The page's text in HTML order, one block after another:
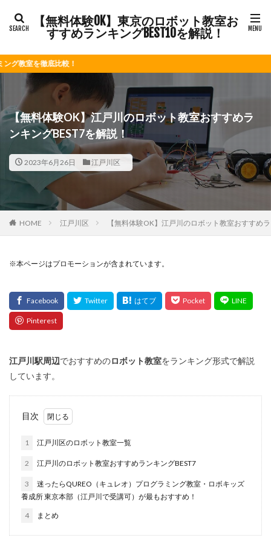
【無料体験OK】東京のロボット教室お
すすめランキングBEST10を解説！
！
【無料体験OK】江戸川のロボット教室おすすめラ
ンキングBEST7を解説！
2023年6月26日 江戸川区
HOME 江戸川区 【無料体験OK】江戸川のロボット教室おすすめ
※本ページはプロモーションが含まれています。
江戸川 駅周辺でおすすめのロボット教室をランキング形式で解説
しています。
目次
1 江戸川区のロボット教室一覧
2 江戸川のロボット教室おすすめランキングBEST7
3
迷ったらQUREO（キュレオ）プログラミング教室・ロボキッズ
養成所 東京本部（江戸川で受講可）が最もおすすめ！
4 まとめ